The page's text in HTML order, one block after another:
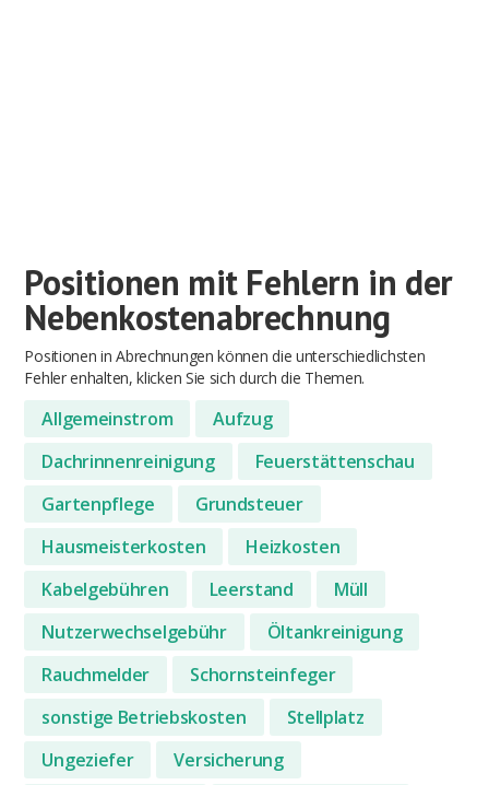
Positionen mit Fehlern in der
Nebenkostenabrechnung
Positionen in Abrechnungen können die unterschiedlichsten
Fehler enhalten, klicken Sie sich durch die Themen.
Allgemeinstrom
Aufzug
Dachrinnenreinigung
Feuerstättenschau
Gartenpflege
Grundsteuer
Hausmeisterkosten
Heizkosten
Kabelgebühren
Leerstand
Müll
Nutzerwechselgebühr
Öltankreinigung
Rauchmelder
Schornsteinfeger
sonstige Betriebskosten
Stellplatz
Ungeziefer
Versicherung